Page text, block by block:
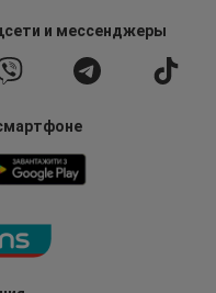
и мессенджеры